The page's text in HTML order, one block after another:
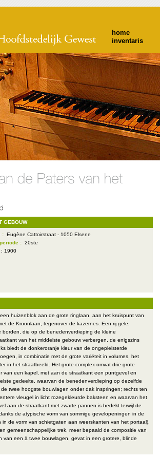
home
inventaris
GEBOUW
: Eugène Cattoirstraat - 1050 Elsene
: 20ste
: 1900
huizenblok aan de grote ringlaan, aan het kruispunt van
de Kroonlaan, tegenover de kazernes. Een rij gele,
borden, die op de benedenverdieping de kleine
van het middelste gebouw verbergen, de enigszins
biedt de donkeroranje kleur van de ongepleisterde
in combinatie met de grote variëteit in volumes, het
in het straatbeeld. Het grote complex omvat drie grote
van een kapel, met aan de straatkant een puntgevel en
gedeelte, waarvan de benedenverdieping op dezelfde
twee hoogste bouwlagen onder dak inspringen; rechts ten
vleugel in licht rozegekleurde baksteen en waarvan het
aan de straatkant met zwarte pannen is bedekt terwijl de
de atypische vorm van sommige gevelopeningen in de
in de vorm van schietgaten aan weerskanten van het portaal),
gemeenschappelijke trek, meer bepaald de compositie van
van een à twee bouwlagen, gevat in een grotere, blinde